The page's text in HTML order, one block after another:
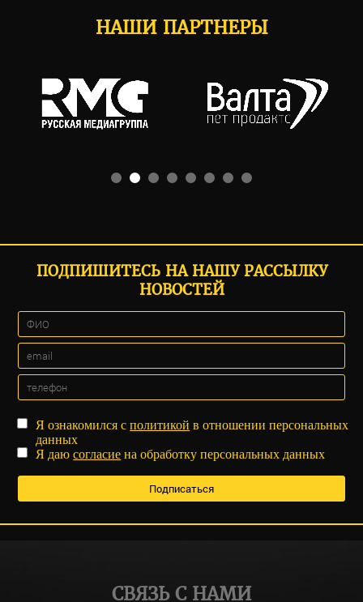
НАШИ ПАРТНЕРЫ
ПОДПИШИТЕСЬ НА НАШУ РАССЫЛКУ
НОВОСТЕЙ
Я ознакомился сполитикой в отношении персональных
данных
Я даюсогласие на обработку персональных данных
СВЯЗЬ С НАМИ